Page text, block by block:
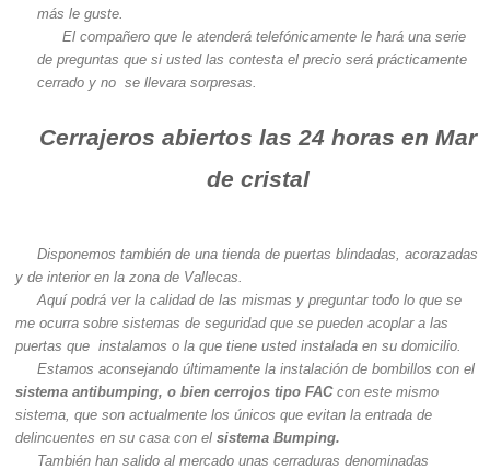
más le guste.
El compañero que le atenderá telefónicamente le hará una serie
de preguntas que si usted las contesta el precio será prácticamente
cerrado y no se llevara sorpresas.
Cerrajeros abiertos las 24 horas en Mar
de cristal
Disponemos también de una tienda de puertas blindadas, acorazadas
y de interior en la zona de Vallecas.
Aquí podrá ver la calidad de las mismas y preguntar todo lo que se
me ocurra sobre sistemas de seguridad que se pueden acoplar a las
puertas que instalamos o la que tiene usted instalada en su domicilio.
Estamos aconsejando últimamente la instalación de bombillos con el
sistema antibumping, o bien cerrojos tipo FACcon este mismo
sistema, que son actualmente los únicos que evitan la entrada de
delincuentes en su casa con el sistema Bumping.
También han salido al mercado unas cerraduras denominadas